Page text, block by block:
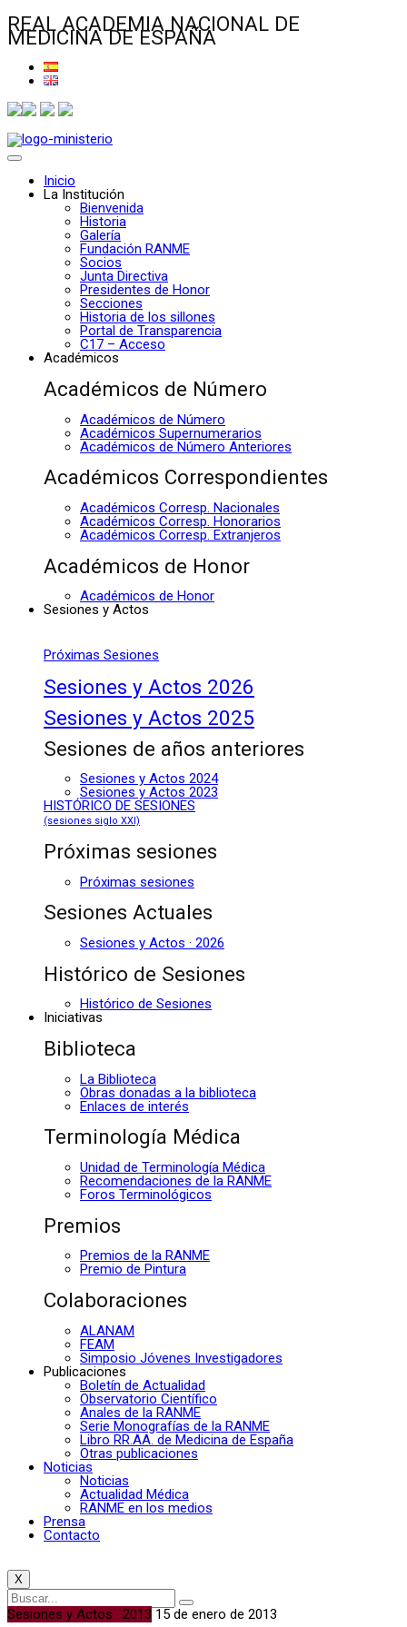
REAL ACADEMIA NACIONAL DE
MEDICINA DE ESPAÑA
Inicio
La Institución
Bienvenida
Historia
Galería
Fundación RANME
Socios
Junta Directiva
Presidentes de Honor
Secciones
Historia de los sillones
Portal de Transparencia
C17 – Acceso
Académicos
Académicos de Número
Académicos de Número
Académicos Supernumerarios
Académicos de Número Anteriores
Académicos Correspondientes
Académicos Corresp. Nacionales
Académicos Corresp. Honorarios
Académicos Corresp. Extranjeros
Académicos de Honor
Académicos de Honor
Sesiones y Actos
Próximas Sesiones
Sesiones y Actos 2026
Sesiones y Actos 2025
Sesiones de años anteriores
Sesiones y Actos 2024
Sesiones y Actos 2023
HISTÓRICO DE SESIONES
(sesiones siglo XXI)
Próximas sesiones
Próximas sesiones
Sesiones Actuales
Sesiones y Actos · 2026
Histórico de Sesiones
Histórico de Sesiones
Iniciativas
Biblioteca
La Biblioteca
Obras donadas a la biblioteca
Enlaces de interés
Terminología Médica
Unidad de Terminología Médica
Recomendaciones de la RANME
Foros Terminológicos
Premios
Premios de la RANME
Premio de Pintura
Colaboraciones
ALANAM
FEAM
Simposio Jóvenes Investigadores
Publicaciones
Boletín de Actualidad
Observatorio Científico
Anales de la RANME
Serie Monografías de la RANME
Libro RR.AA. de Medicina de España
Otras publicaciones
Noticias
Noticias
Actualidad Médica
RANME en los medios
Prensa
Contacto
X
Sesiones y Actos · 2013 15 de enero de 2013